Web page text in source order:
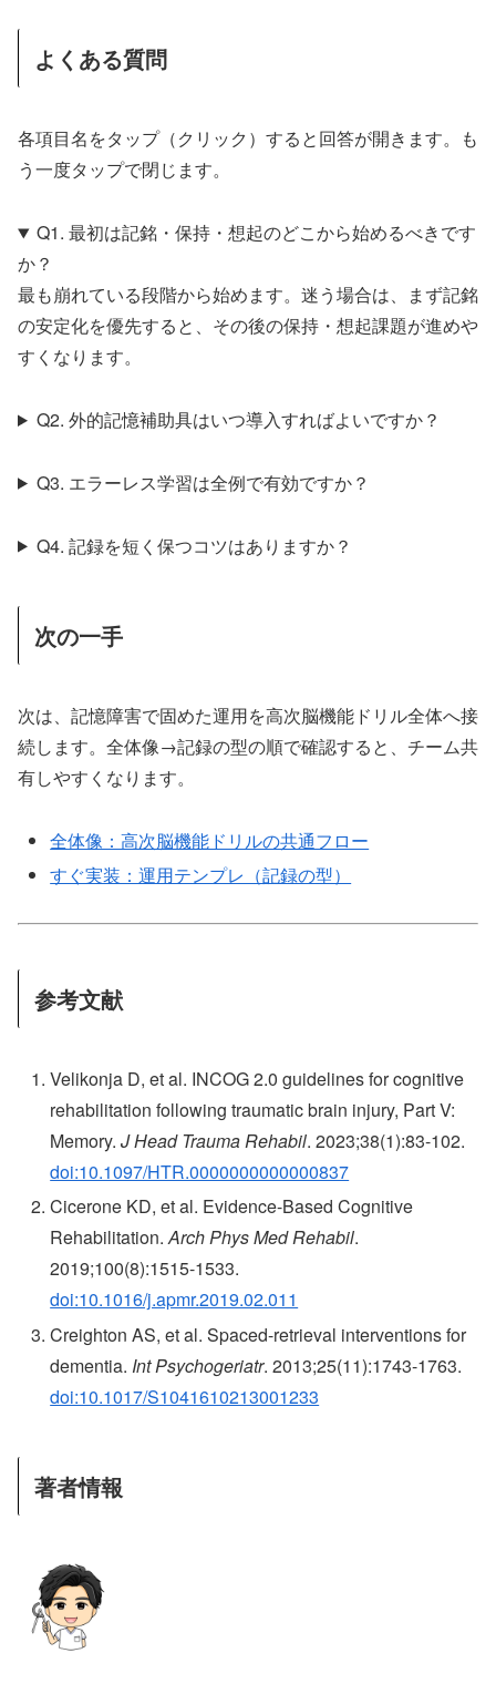
よくある質問
各項目名をタップ（クリック）すると回答が開きます。も
う一度タップで閉じます。
Q1. 最初は記銘・保持・想起のどこから始めるべきです
か？
最も崩れている段階から始めます。迷う場合は、まず記銘
の安定化を優先すると、その後の保持・想起課題が進めや
すくなります。
Q2. 外的記憶補助具はいつ導入すればよいですか？
Q3. エラーレス学習は全例で有効ですか？
Q4. 記録を短く保つコツはありますか？
次の一手
次は、記憶障害で固めた運用を高次脳機能ドリル全体へ接
続します。全体像→記録の型の順で確認すると、チーム共
有しやすくなります。
全体像：高次脳機能ドリルの共通フロー
すぐ実装：運用テンプレ（記録の型）
参考文献
Velikonja D, et al. INCOG 2.0 guidelines for cognitive
rehabilitation following traumatic brain injury, Part V:
Memory.J Head Trauma Rehabil. 2023;38(1):83-102.
doi:10.1097/HTR.0000000000000837
Cicerone KD, et al. Evidence-Based Cognitive
Rehabilitation.Arch Phys Med Rehabil.
2019;100(8):1515-1533.
doi:10.1016/j.apmr.2019.02.011
Creighton AS, et al. Spaced-retrieval interventions for
dementia. Int Psychogeriatr. 2013;25(11):1743-1763.
doi:10.1017/S1041610213001233
著者情報